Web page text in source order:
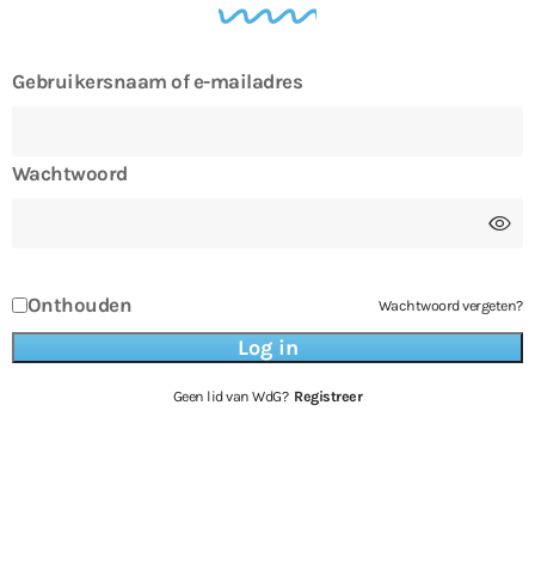
Gebruikersnaam of e-mailadres
Wachtwoord
Onthouden Wachtwoord vergeten?
Geen lid van WdG? Registreer